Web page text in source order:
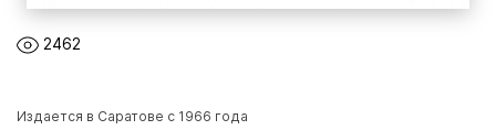
2462
Издается в Саратове с 1966 года